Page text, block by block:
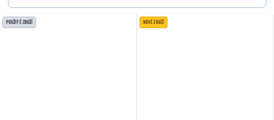
POUŽITÉ ZBOŽÍ NOVÉ ZBOŽÍ